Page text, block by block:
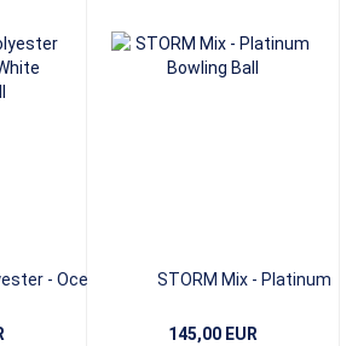
- Ocean -
STORM Mix - Platinum
145,00 EUR